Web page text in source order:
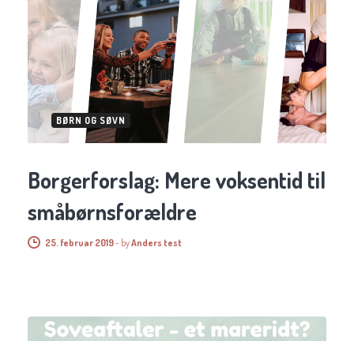
BØRN OG SØVN
Borgerforslag: Mere voksentid til
småbørnsforældre
25. februar 2019- byAnders test